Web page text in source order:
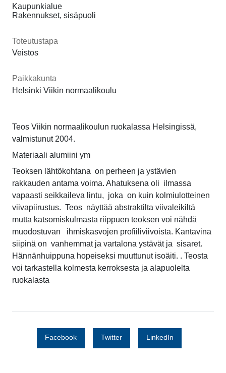
Kaupunkialue
Rakennukset, sisäpuoli
Toteutustapa
Veistos
Paikkakunta
Helsinki Viikin normaalikoulu
Teos Viikin normaalikoulun ruokalassa Helsingissä,
valmistunut 2004.
Materiaali alumiini ym
Teoksen lähtökohtana on perheen ja ystävien
rakkauden antama voima. Ahatuksena oli ilmassa
vapaasti seikkaileva lintu, joka on kuin kolmiulotteinen
viivapiirustus. Teos näyttää abstraktilta viivaleikiltä
mutta katsomiskulmasta riippuen teoksen voi nähdä
muodostuvan ihmiskasvojen profiiliviivoista. Kantavina
siipinä on vanhemmat ja vartalona ystävät ja sisaret.
Hännänhuippuna hopeiseksi muuttunut isoäiti. . Teosta
voi tarkastella kolmesta kerroksesta ja alapuolelta
ruokalasta
Facebook Twitter LinkedIn